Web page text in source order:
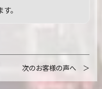
。
次のお客様の声へ ＞